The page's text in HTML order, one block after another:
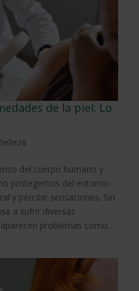
de la piel: Lo
del cuerpo humano y
protegernos del entorno
y percibir sensaciones. Sin
a sufrir diversas
problemas como...